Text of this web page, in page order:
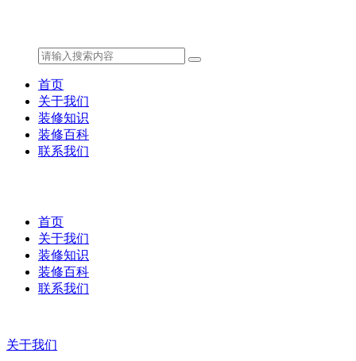
首页
关于我们
装修知识
装修百科
联系我们
首页
关于我们
装修知识
装修百科
联系我们
关于我们